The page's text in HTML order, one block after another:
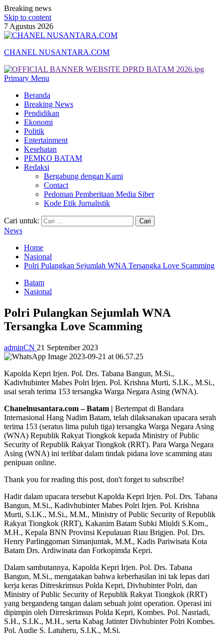
Breaking news
Skip to content
7 Agustus 2026
CHANEL NUSANTARA.COM
Primary Menu
Beranda
Breaking News
Pendidikan
Ekonomi
Politik
Entertainment
Kesehatan
PEMKO BATAM
Redaksi
Bergabung dengan Kami
Contact
Pedoman Pemberitaan Media Siber
Kode Etik Jurnalistik
Cari untuk:
News
Home
Nasional
Polri Pulangkan Sejumlah WNA Tersangka Love Scamming
Batam
Nasional
Polri Pulangkan Sejumlah WNA
Tersangka Love Scamming
adminCN 21 September 2023
Kapolda Kepri Irjen. Pol. Drs. Tabana Bangun, M.Si.,
Kadivhubinter Mabes Polri Irjen. Pol. Krishna Murti, S.I.K., M.Si.,
usai serah terima 153 tersangka Warga Negara Asing (WNA).
Chanelnusantara.com – Batam | Bertempat di Bandara
Internasional Hang Nadim Batam, telah dilaksanakan upacara serah
terima 153 (seratus lima puluh tiga) tersangka Warga Negara Asing
(WNA) Republik Rakyat Tiongkok kepada Ministry of Public
Security of Republik Rakyat Tiongkok (RRT). Para Warga Negara
Asing (WNA) ini terlibat dalam tindak pidana love scamming atau
penipuan online.
Thank you for reading this post, don't forget to subscribe!
Hadir dalam upacara tersebut Kapolda Kepri Irjen. Pol. Drs. Tabana
Bangun, M.Si., Kadivhubinter Mabes Polri Irjen. Pol. Krishna
Murti, S.I.K., M.Si., M.M., Ministry of Public Security of Republik
Rakyat Tiongkok (RRT), Kakanim Batam Subki Miuldi S.Kom.,
M.H., Kepala BNN Provinsi Kepulauan Riau Brigjen. Pol. Drs.
Henry Parlinggoman Simanjuntak, M.M., Kadis Pariwisata Kota
Batam Drs. Ardiwinata dan Forkopimda Kepri.
Dalam sambutannya, Kapolda Kepri Irjen. Pol. Drs. Tabana
Bangun, M.Si., mengatakan bahwa keberhasilan ini tak lepas dari
kerja keras Ditreskrimsus Polda Kepri, Divhubinter Polri, dan
Ministry of Public Security of Republik Rakyat Tiongkok (RRT)
yang bergandeng tangan dalam sebuah joint operation. Operasi ini
dipimpin oleh Dirreskrimsus Polda Kepri, Kombes. Pol. Nasriadi,
S.H., S.I.K., M.H., serta Kabag Jatinter Divhubinter Polri Kombes.
Pol. Audie S. Latuheru, S.I.K., M.Si.